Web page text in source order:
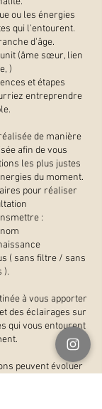
ou les énergies
qui l'entourent.
d'âge.
(âme sœur, lien
)
et étapes
entreprendre
de manière
afin de vous
les plus justes
du moment.
pour réaliser
:
( sans filtre / sans
).
à vous apporter
des éclairages sur
qui vous entourent
peuvent évoluer